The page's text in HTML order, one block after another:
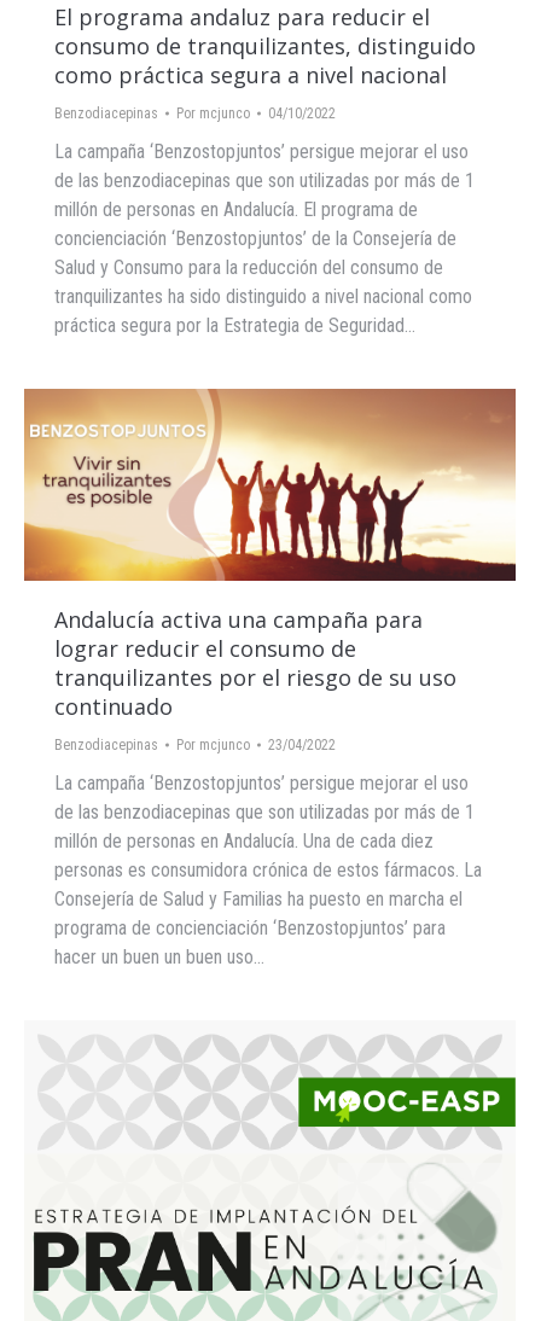
El programa andaluz para reducir el
consumo de tranquilizantes, distinguido
como práctica segura a nivel nacional
Benzodiacepinas Por mcjunco 04/10/2022
La campaña ‘Benzostopjuntos’ persigue mejorar el uso
de las benzodiacepinas que son utilizadas por más de 1
millón de personas en Andalucía. El programa de
concienciación ‘Benzostopjuntos’ de la Consejería de
Salud y Consumo para la reducción del consumo de
tranquilizantes ha sido distinguido a nivel nacional como
práctica segura por la Estrategia de Seguridad…
Andalucía activa una campaña para
lograr reducir el consumo de
tranquilizantes por el riesgo de su uso
continuado
Benzodiacepinas Por mcjunco 23/04/2022
La campaña ‘Benzostopjuntos’ persigue mejorar el uso
de las benzodiacepinas que son utilizadas por más de 1
millón de personas en Andalucía. Una de cada diez
personas es consumidora crónica de estos fármacos. La
Consejería de Salud y Familias ha puesto en marcha el
programa de concienciación ‘Benzostopjuntos’ para
hacer un buen un buen uso…